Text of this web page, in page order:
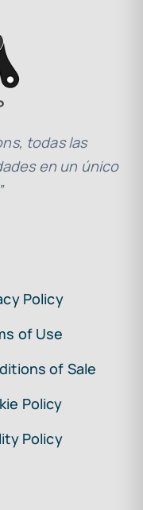
todas las
en un único
Policy
of Use
of Sale
Policy
Policy